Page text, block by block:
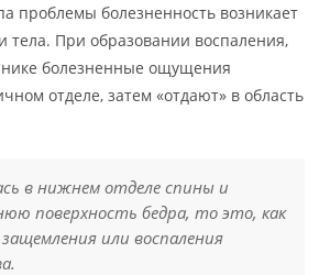
проблемы болезненность возникает
тела. При образовании воспаления,
болезненные ощущения
отделе, затем «отдают» в область
в нижнем отделе спины и
поверхность бедра, то это, как
или воспаления